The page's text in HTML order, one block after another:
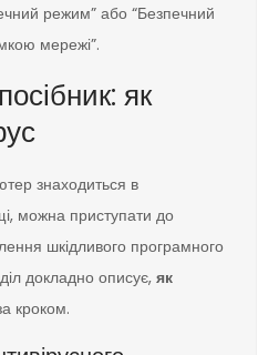
режим” або “Безпечний
мережі”.
як
знаходиться в
можна приступати до
шкідливого програмного
докладно описує, як
кроком.